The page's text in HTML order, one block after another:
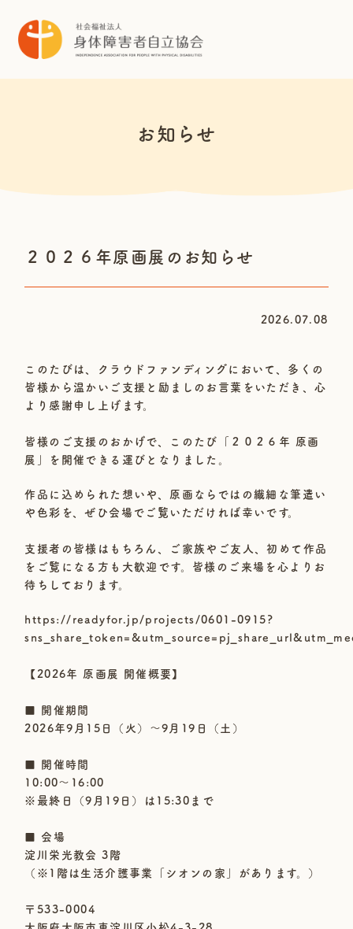
お知らせ
２０２６年原画展のお知らせ
2026.07.08
このたびは、クラウドファンディングにおいて、多くの
皆様から温かいご支援と励ましのお言葉をいただき、心
より感謝申し上げます。
皆様のご支援のおかげで、このたび「２０２６年 原画
展」を開催できる運びとなりました。
作品に込められた想いや、原画ならではの繊細な筆遣い
や色彩を、ぜひ会場でご覧いただければ幸いです。
支援者の皆様はもちろん、ご家族やご友人、初めて作品
をご覧になる方も大歓迎です。皆様のご来場を心よりお
待ちしております。
https://readyfor.jp/projects/0601-0915?
【2026年 原画展 開催概要】
■ 開催期間
2026年9月15日（火）～9月19日（土）
■ 開催時間
10:00～16:00
※最終日（9月19日）は15:30まで
■ 会場
淀川栄光教会 3階
（※1階は生活介護事業「シオンの家」があります。）
〒533-0004